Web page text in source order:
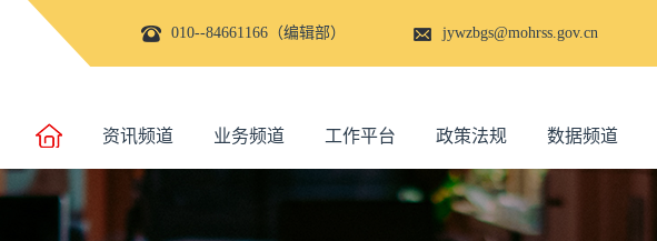
010--84661166（编辑部） jywzbgs@mohrss.gov.cn
资讯频道 业务频道 工作平台 政策法规 数据频道